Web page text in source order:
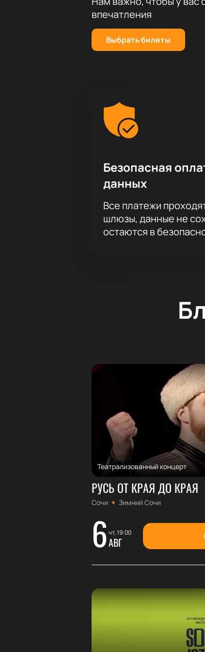
впечатления
Выбрать билеты
Безопасная
данных
Все платежи
шлюзы, данные не
остаются в
Театрализованный концерт
РУСЬ ОТ КРАЯ ДО КРАЯ
Сочи Зимний Сочи
6 чт, 19:00
АВГ